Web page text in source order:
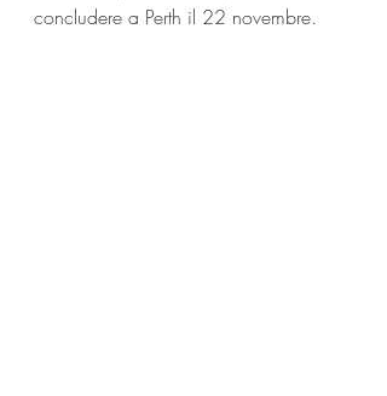
concludere a Perth il 22 novembre.